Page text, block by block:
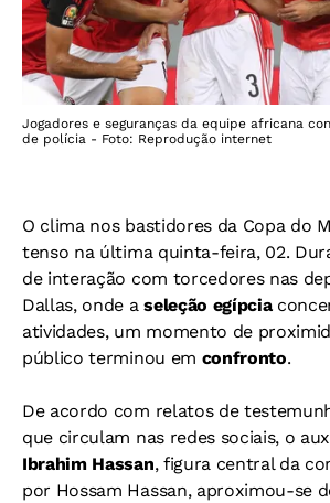
Jogadores e seguranças da equipe africana
de polícia - Foto: Reprodução internet
O clima nos bastidores da Copa do
tenso na última quinta-feira, 02.
de interação com torcedores nas
Dallas, onde aseleção egípcia
atividades, um momento de
público terminou em confronto.
De acordo com relatos de
que circulam nas redes sociais, o
Ibrahim Hassan, figura central da
por Hossam Hassan, aproximou-se